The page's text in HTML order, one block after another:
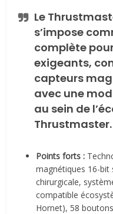
Le
s’impose
complète
exigeants,
capteurs
avec une
au sein de
Thrustmaster.
Points forts :
magnétiques 16-
chirurgicale,
compatible
Hornet), 58